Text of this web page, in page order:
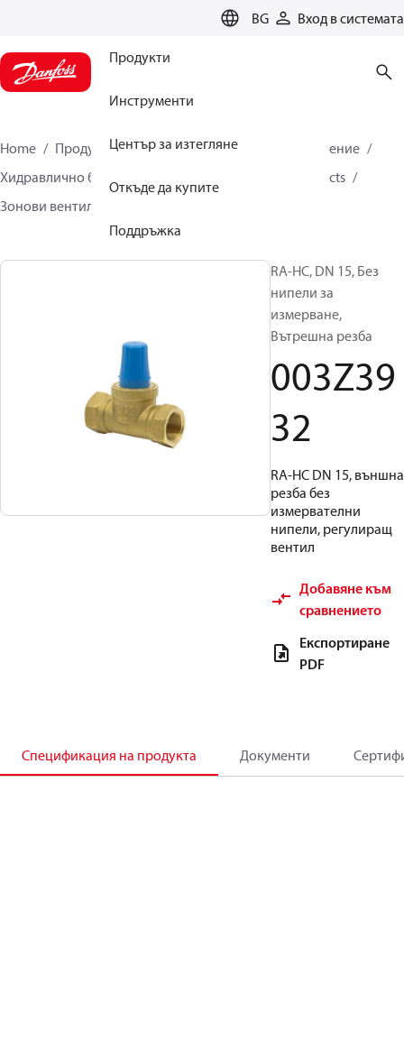
BG Вход в системата
Продукти
Инструменти
Център за изтегляне
Откъде да купите
Поддръжка
Home Продукти
Климатични решения за отопление
Хидравлично балансиране и контрол
Other products
Зонови вентили
RA-HC, DN 15, Без
нипели за
измерване,
Вътрешна резба
003Z39
32
RA-HC DN 15, външна
резба без
измервателни
нипели, регулиращ
вентил
Добавяне към
сравнението
Експортиране
PDF
Спецификация на продукта Документи